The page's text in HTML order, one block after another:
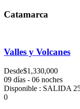
Catamarca
Valles y Volcanes
Desde$1,330,000
09 días - 06 noches
Disponible : SALIDA
0